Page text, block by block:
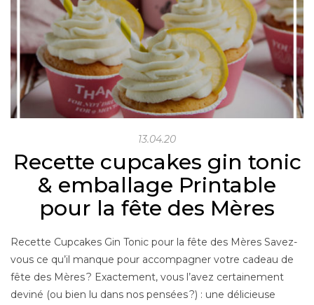
13.04.20
Recette cupcakes gin tonic
& emballage Printable
pour la fête des Mères
Recette Cupcakes Gin Tonic pour la fête des Mères Savez-
vous ce qu’il manque pour accompagner votre cadeau de
fête des Mères ? Exactement, vous l’avez certainement
deviné (ou bien lu dans nos pensées ?) : une délicieuse